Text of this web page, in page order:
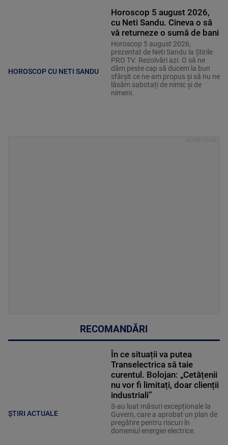
HOROSCOP CU NETI SANDU
Horoscop 5 august 2026,
cu Neti Sandu. Cineva o să
vă returneze o sumă de bani
Horoscop 5 august 2026,
prezentat de Neti Sandu la Știrile
PRO TV. Rezolvări azi. O să ne
dăm peste cap să ducem la bun
sfârșit ce ne-am propus și să nu ne
lăsăm sabotați de nimic și de
nimeni.
RECOMANDĂRI
ȘTIRI ACTUALE
În ce situații va putea
Transelectrica să taie
curentul. Bolojan: „Cetățenii
nu vor fi limitați, doar clienții
industriali”
S-au luat măsuri excepționale la
Guvern, care a aprobat un plan de
pregătire pentru riscuri în
domeniul energiei electrice.